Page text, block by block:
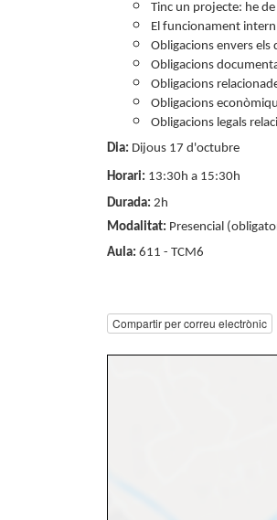
Tinc un projecte: he
El funcionament intern
Obligacions envers els
Obligacions
Obligacions
Obligacions
Obligacions legals
Dia: Dijous 17 d'octubre
Horari: 13:30h a 15:30h
Durada: 2h
Modalitat: Presencial
Aula: 611 - TCM6
Compartir per correu electrònic